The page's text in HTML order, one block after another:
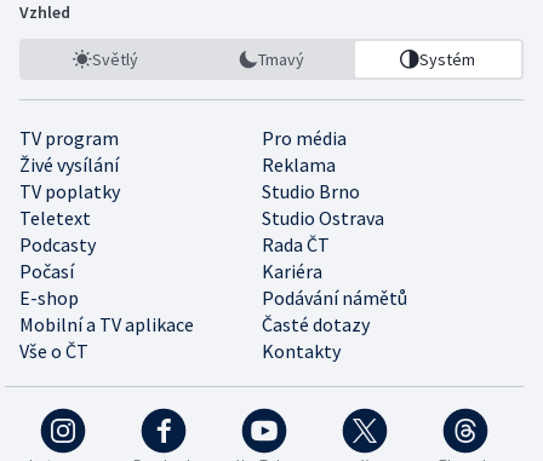
Vzhled
Světlý Tmavý Systém
TV program
Pro média
Živé vysílání
Reklama
TV poplatky
Studio Brno
Teletext
Studio Ostrava
Podcasty
Rada ČT
Počasí
Kariéra
E-shop
Podávání námětů
Mobilní a TV aplikace
Časté dotazy
Vše o ČT
Kontakty